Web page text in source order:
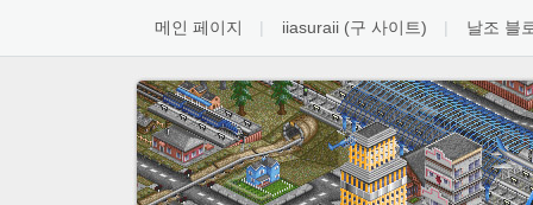
메인 페이지 iiasuraii (구 사이트) 날조 블